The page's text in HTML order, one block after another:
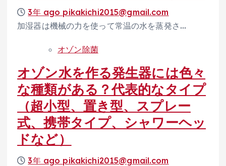
3年 ago pikakichi2015@gmail.com
加湿器は機械の力を使って常温の水を蒸発さ…
オゾン除菌
オゾン水を作る発生器には色々
な種類がある？代表的なタイプ
（超小型、置き型、スプレー
式、携帯タイプ、シャワーヘッ
ドなど）
3年 ago pikakichi2015@gmail.com